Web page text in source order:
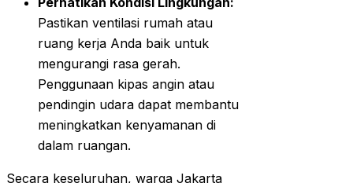
Pastikan ventilasi rumah atau
ruang kerja Anda baik untuk
mengurangi rasa gerah.
Penggunaan kipas angin atau
pendingin udara dapat membantu
meningkatkan kenyamanan di
dalam ruangan.
Secara keseluruhan, warga Jakarta